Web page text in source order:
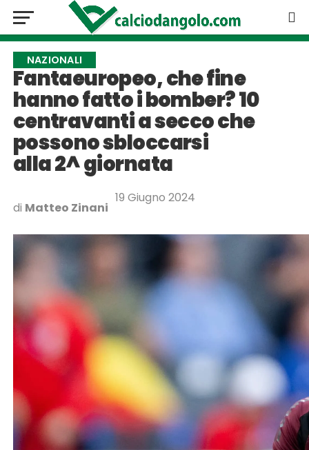
NAZIONALI
Fantaeuropeo, che fine
hanno fatto i bomber? 10
centravanti a secco che
possono sbloccarsi
alla 2^ giornata
di Matteo Zinani
19 Giugno 2024